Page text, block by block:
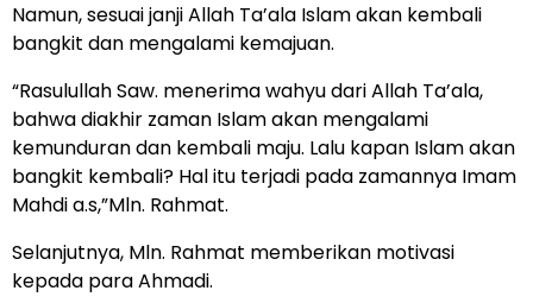
Namun, sesuai janji Allah Ta’ala Islam akan kembali
bangkit dan mengalami kemajuan.
“Rasulullah Saw. menerima wahyu dari Allah Ta’ala,
bahwa diakhir zaman Islam akan mengalami
kemunduran dan kembali maju. Lalu kapan Islam akan
bangkit kembali? Hal itu terjadi pada zamannya Imam
Mahdi a.s,”Mln. Rahmat.
Selanjutnya, Mln. Rahmat memberikan motivasi
kepada para Ahmadi.